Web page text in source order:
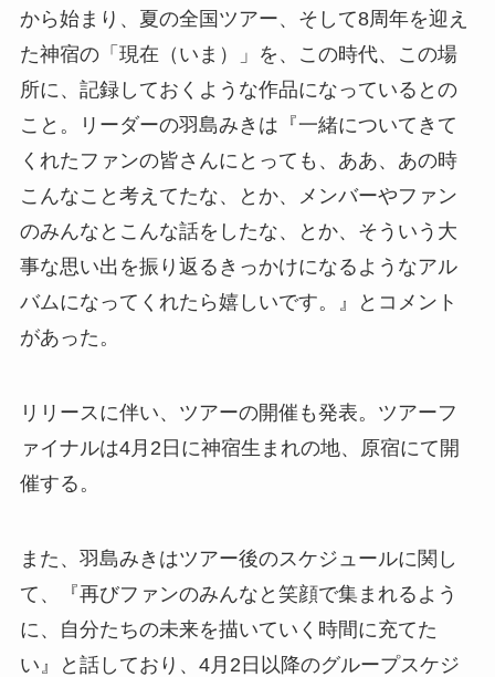
から始まり、夏の全国ツアー、そして8周年を迎え
た神宿の「現在（いま）」を、この時代、この場
所に、記録しておくような作品になっているとの
こと。リーダーの羽島みきは『一緒についてきて
くれたファンの皆さんにとっても、ああ、あの時
こんなこと考えてたな、とか、メンバーやファン
のみんなとこんな話をしたな、とか、そういう大
事な思い出を振り返るきっかけになるようなアル
バムになってくれたら嬉しいです。』とコメント
があった。
リリースに伴い、ツアーの開催も発表。ツアーフ
ァイナルは4月2日に神宿生まれの地、原宿にて開
催する。
また、羽島みきはツアー後のスケジュールに関し
て、『再びファンのみんなと笑顔で集まれるよう
に、自分たちの未来を描いていく時間に充てた
い』と話しており、4月2日以降のグループスケジ